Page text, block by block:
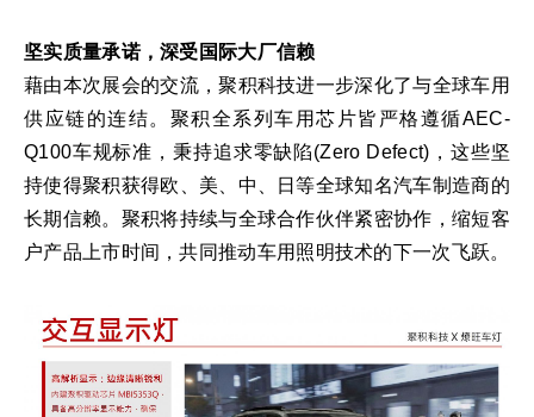
坚实质量承诺，深受国际大厂信赖
藉由本次展会的交流，聚积科技进一步深化了与全球车用
供应链的连结。聚积全系列车用芯片皆严格遵循AEC-
Q100车规标准，秉持追求零缺陷(Zero Defect)，这些坚
持使得聚积获得欧、美、中、日等全球知名汽车制造商的
长期信赖。聚积将持续与全球合作伙伴紧密协作，缩短客
户产品上市时间，共同推动车用照明技术的下一次飞跃。